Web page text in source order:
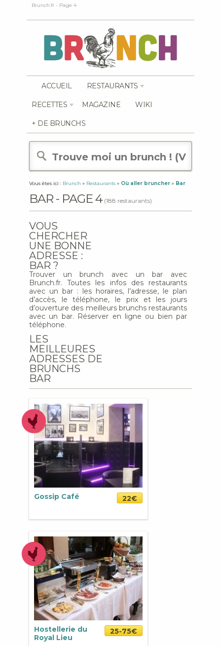
Brunch.fr - Page 4
ACCUEIL RESTAURANTS
RECETTES MAGAZINE WIKI
+ DE BRUNCHS
Vous êtes ici : Brunch » Restaurants » Où aller bruncher » Bar
BAR - PAGE 4 (188 restaurants)
VOUS
CHERCHER
UNE BONNE
ADRESSE :
BAR ?
Trouver un brunch avec un bar avec
Brunch.fr. Toutes les infos des restaurants
avec un bar : les horaires, l’adresse, le plan
d’accès, le téléphone, le prix et les jours
d’ouverture des meilleurs brunchs restaurants
avec un bar. Réserver en ligne ou bien par
téléphone.
LES
MEILLEURES
ADRESSES DE
BRUNCHS
BAR
Gossip Café 22€
Hostellerie du
Royal Lieu
25-75€